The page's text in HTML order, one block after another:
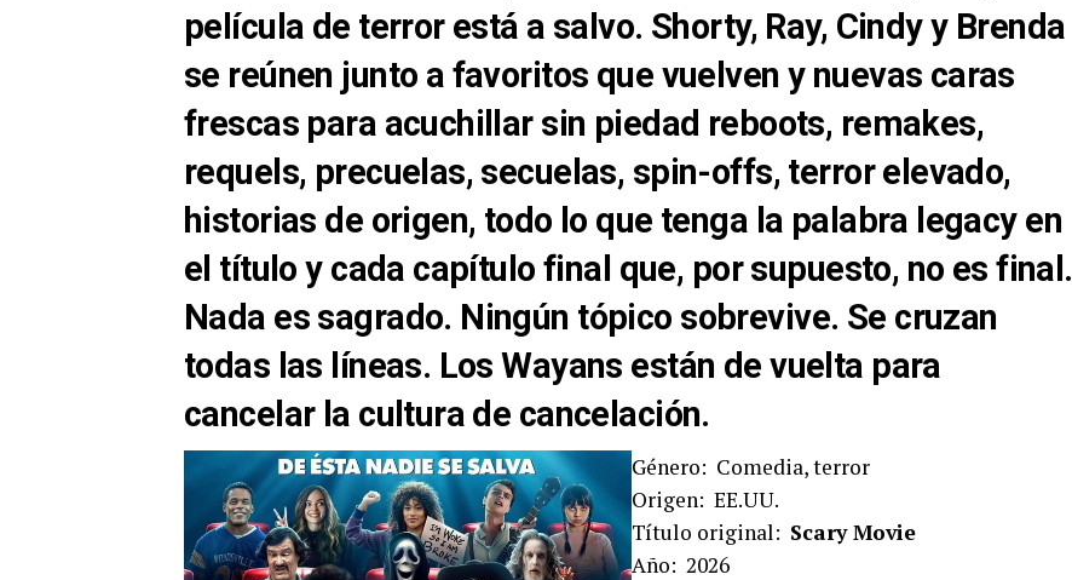
película de terror está a salvo. Shorty, Ray, Cindy y Brenda
se reúnen junto a favoritos que vuelven y nuevas caras
frescas para acuchillar sin piedad reboots, remakes,
requels, precuelas, secuelas, spin-offs, terror elevado,
historias de origen, todo lo que tenga la palabra legacy en
el título y cada capítulo final que, por supuesto, no es final.
Nada es sagrado. Ningún tópico sobrevive. Se cruzan
todas las líneas. Los Wayans están de vuelta para
cancelar la cultura de cancelación.
Género: Comedia, terror
Origen: EE.UU.
Título original: Scary Movie
Año: 2026